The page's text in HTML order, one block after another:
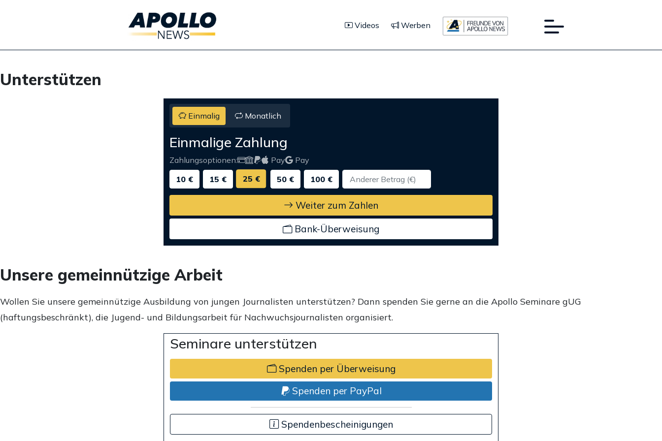
Videos Werben
Unterstützen
Einmalig Monatlich
Einmalige Zahlung
Zahlungsoptionen: Pay
Pay
10 €
15 € 25 € 50 € 100 €
Weiter zum Zahlen
Bank-Überweisung
Unsere gemeinnützige Arbeit
Wollen Sie unsere gemeinnützige Ausbildung von jungen Journalisten unterstützen? Dann spenden Sie gerne an die Apollo Seminare gUG
(haftungsbeschränkt), die Jugend- und Bildungsarbeit für Nachwuchsjournalisten organisiert.
Seminare unterstützen
Spenden per Überweisung
Spenden per PayPal
Spendenbescheinigungen